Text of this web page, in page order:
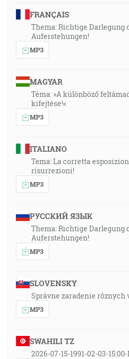
FRANÇAIS
Thema: Richtige Darlegung
Auferstehungen!
MP3
MAGYAR
Téma: »A különböző
kifejtése!«
MP3
ITALIANO
Tema: La corretta
risurrezioni!
MP3
РУССКИЙ ЯЗЫК
Thema: Richtige Darlegung
Auferstehungen!
MP3
SLOVENSKY
Správne zaradenie
MP3
SWAHILI TZ
2026-07-15-1991-02-03-